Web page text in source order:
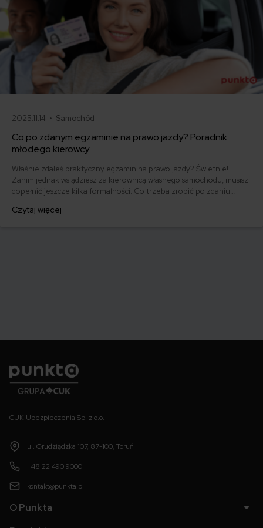
2025.11.14 • Samochód
Co po zdanym egzaminie na prawo jazdy? Poradnik
młodego kierowcy
Właśnie zdałeś praktyczny egzamin na prawo jazdy? Świetnie!
Zanim jednak wsiądziesz za kierownicą własnego samochodu, musisz
dopełnić jeszcze kilka formalności. Co trzeba zrobić po zdaniu
którym szybko załatwisz sprawy urzędowe i będziesz mógł prowadzić
Czytaj więcej
CUK Ubezpieczenia Sp. z o.o.
ul. Grudziądzka 107, 87-100, Toruń
+48 22 490 9000
kontakt@punkta.pl
O Punkta